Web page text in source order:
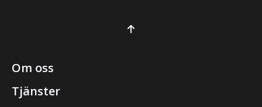
Om oss
Tjänster